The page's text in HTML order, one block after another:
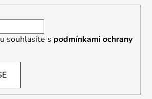
souhlasíte s podmínkami ochrany